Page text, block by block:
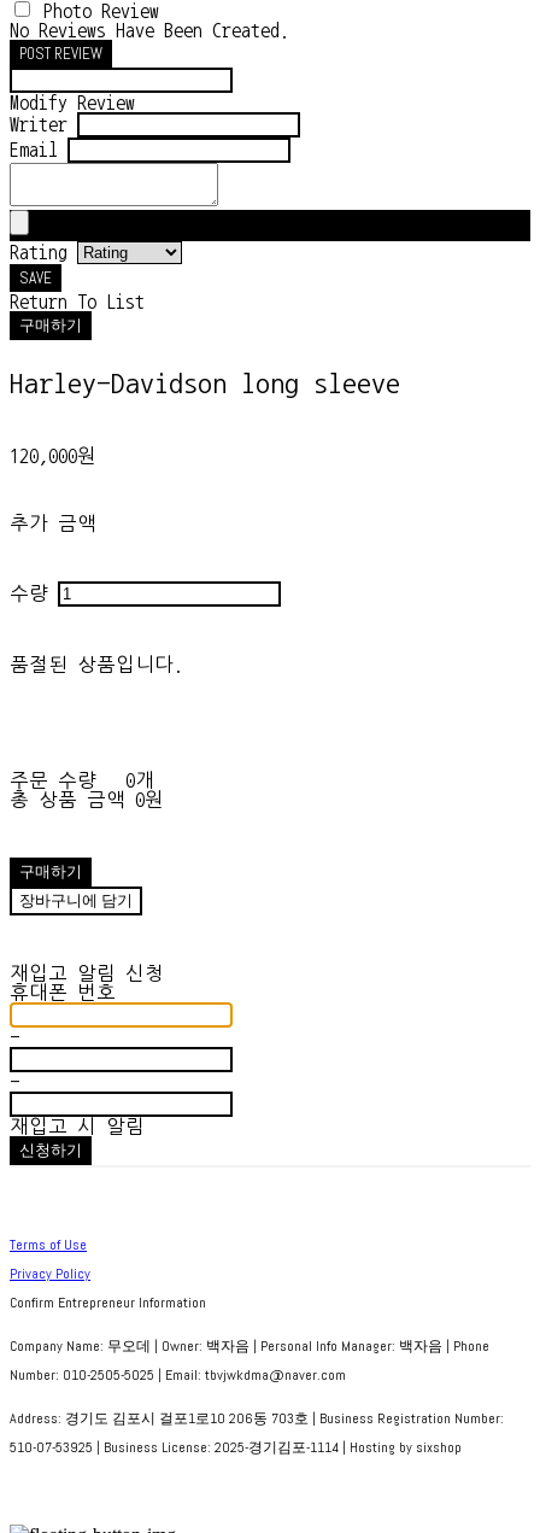
Photo Review
No Reviews Have Been Created.
POST REVIEW
Modify Review
Writer
Email
Rating
SAVE
Return To List
구매하기
Harley-Davidson long sleeve
120,000원
추가 금액
수량
품절된 상품입니다.
주문 수량
0개
총 상품 금액
0원
구매하기
장바구니에 담기
재입고 알림 신청
휴대폰 번호
-
-
재입고 시 알림
신청하기
Terms of Use
Privacy Policy
Confirm Entrepreneur Information
Company Name: 무오데 | Owner: 백자음 | Personal Info Manager: 백자음 | Phone
Number: 010-2505-5025 | Email: tbvjwkdma@naver.com
Address: 경기도 김포시 걸포1로10 206동 703호 | Business Registration Number:
510-07-53925 | Business License: 2025-경기김포-1114 | Hosting by sixshop